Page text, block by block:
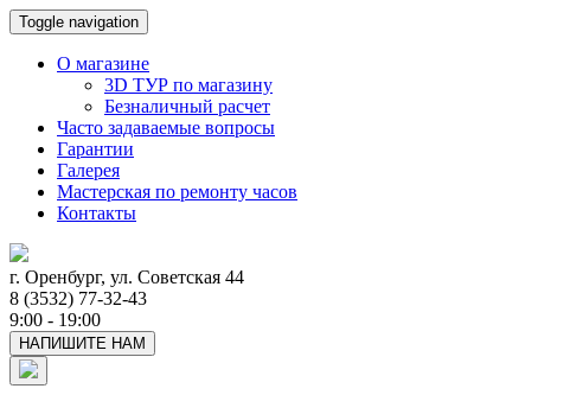
Toggle navigation
О магазине
3D ТУР по магазину
Безналичный расчет
Часто задаваемые вопросы
Гарантии
Галерея
Мастерская по ремонту часов
Контакты
г. Оренбург, ул. Советская 44
8 (3532) 77-32-43
9:00 - 19:00
НАПИШИТЕ НАМ